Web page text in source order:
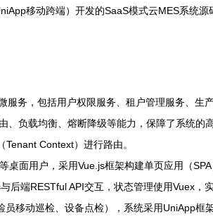
移动跨端）开发的SaaS模式云MES系统源
服务，包括用户权限服务、租户管理服务、
、负载均衡、熔断降级等能力，保障了系统
Context）进行路由。
桌面用户，采用Vue.js框架构建单页应用（
端RESTful API交互，状态管理使用Vuex，
员移动巡检、设备点检），系统采用UniApp